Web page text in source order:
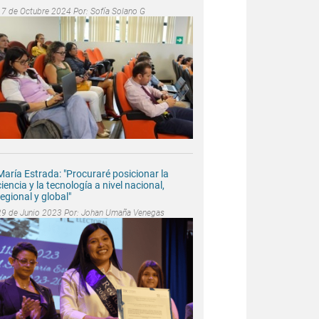
de Octubre 2024 Por: Sofía Solano G
Estrada: "Procuraré posicionar la
y la tecnología a nivel nacional,
y global"
de Junio 2023 Por: Johan Umaña Venegas